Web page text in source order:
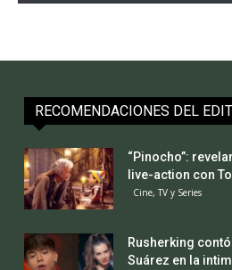
RECOMENDACIONES DEL
“Pinocho”:
live-action con
Cine, TV y Series
Rusherking
Suárez en la